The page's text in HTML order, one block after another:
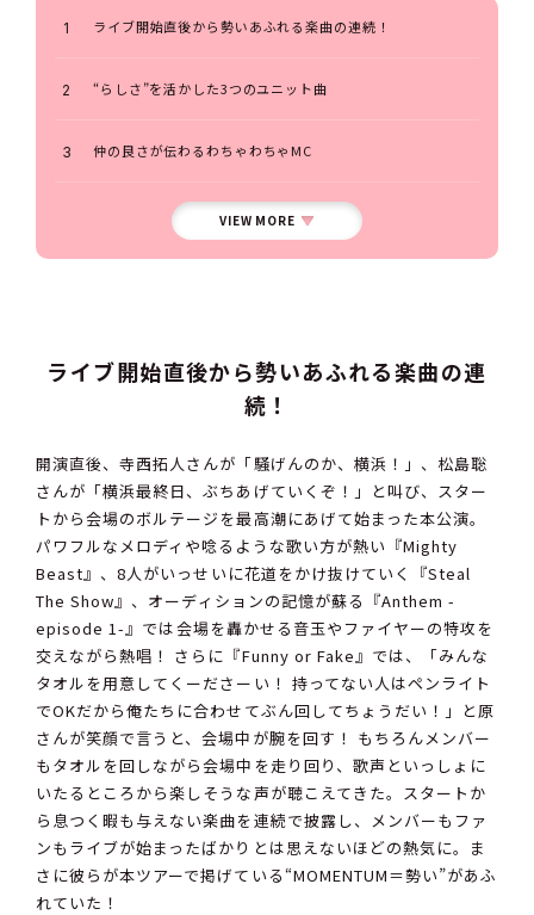
ライブ開始直後から勢いあふれる楽曲の連続！
“らしさ”を活かした3つのユニット曲
仲の良さが伝わるわちゃわちゃMC
VIEW MORE
ライブ開始直後から勢いあふれる楽曲の連
続！
開演直後、寺西拓人さんが「騒げんのか、横浜！」、松島聡
さんが「横浜最終日、ぶちあげていくぞ！」と叫び、スター
トから会場のボルテージを最高潮にあげて始まった本公演。
パワフルなメロディや唸るような歌い方が熱い『Mighty
Beast』、8人がいっせいに花道をかけ抜けていく『Steal
The Show』、オーディションの記憶が蘇る『Anthem -
episode 1-』では会場を轟かせる音玉やファイヤーの特攻を
交えながら熱唱！ さらに『Funny or Fake』では、「みんな
タオルを用意してくーださーい！ 持ってない人はペンライト
でOKだから俺たちに合わせてぶん回してちょうだい！」と原
さんが笑顔で言うと、会場中が腕を回す！ もちろんメンバー
もタオルを回しながら会場中を走り回り、歌声といっしょに
いたるところから楽しそうな声が聴こえてきた。スタートか
ら息つく暇も与えない楽曲を連続で披露し、メンバーもファ
ンもライブが始まったばかりとは思えないほどの熱気に。ま
さに彼らが本ツアーで掲げている“MOMENTUM＝勢い”があふ
れていた！